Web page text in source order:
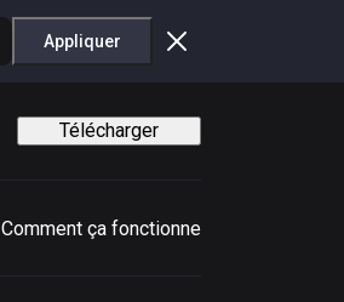
Appliquer
Télécharger
Comment ça fonctionne